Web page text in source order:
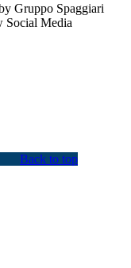
Gruppo Spaggiari
Social Media
Back to top